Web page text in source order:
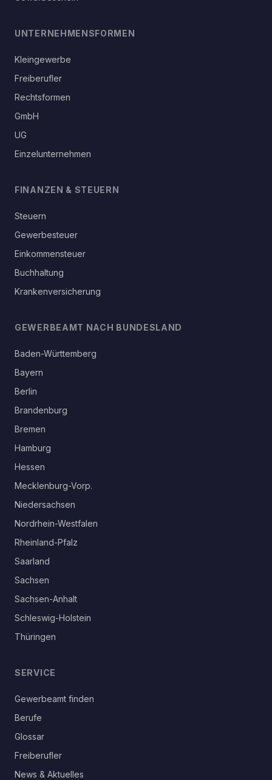
UNTERNEHMENSFORMEN
Kleingewerbe
Freiberufler
Rechtsformen
GmbH
UG
Einzelunternehmen
FINANZEN & STEUERN
Steuern
Gewerbesteuer
Einkommensteuer
Buchhaltung
Krankenversicherung
GEWERBEAMT NACH BUNDESLAND
Baden-Württemberg
Bayern
Berlin
Brandenburg
Bremen
Hamburg
Hessen
Mecklenburg-Vorp.
Niedersachsen
Nordrhein-Westfalen
Rheinland-Pfalz
Saarland
Sachsen
Sachsen-Anhalt
Schleswig-Holstein
Thüringen
SERVICE
Gewerbeamt finden
Berufe
Glossar
Freiberufler
News & Aktuelles